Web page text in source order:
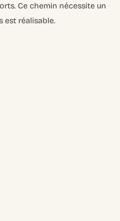
Ce chemin nécessite un
est réalisable.